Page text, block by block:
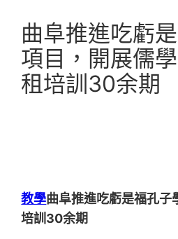
曲阜推進吃虧
項目，開展儒
租培訓30余期
教學曲阜推進吃虧是福孔子
培訓30余期